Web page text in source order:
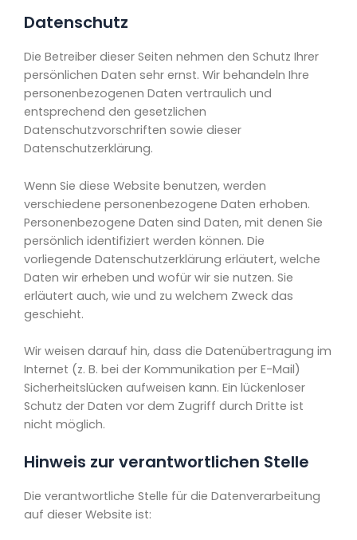
Datenschutz
Die Betreiber dieser Seiten nehmen den Schutz Ihrer
persönlichen Daten sehr ernst. Wir behandeln Ihre
personenbezogenen Daten vertraulich und
entsprechend den gesetzlichen
Datenschutzvorschriften sowie dieser
Datenschutzerklärung.
Wenn Sie diese Website benutzen, werden
verschiedene personenbezogene Daten erhoben.
Personenbezogene Daten sind Daten, mit denen Sie
persönlich identifiziert werden können. Die
vorliegende Datenschutzerklärung erläutert, welche
Daten wir erheben und wofür wir sie nutzen. Sie
erläutert auch, wie und zu welchem Zweck das
geschieht.
Wir weisen darauf hin, dass die Datenübertragung im
Internet (z. B. bei der Kommunikation per E-Mail)
Sicherheitslücken aufweisen kann. Ein lückenloser
Schutz der Daten vor dem Zugriff durch Dritte ist
nicht möglich.
Hinweis zur verantwortlichen Stelle
Die verantwortliche Stelle für die Datenverarbeitung
auf dieser Website ist: